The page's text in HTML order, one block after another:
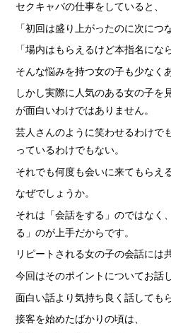
› 託児所代金全額負担
› 出戻り大歓迎
› 出稼ぎ特典
› 県外でも送り無料
› お友達紹介キャンペーン
› 衣装・ドレス・靴 無料貸
› お酒が飲めなくてもOK
› お給料明細公開中!
› 家具家電付デザイナーズ
› お給料日払い 即日払いOK!
› 人事部について
› アリバイ対策万全
セクキャバの仕事をしていると、
「初回は盛り上がったのに次につ
「場内はもらえるけど本指名にな
そんな悩みを持つ女の子も少なく
しかし実際に人気のある女の子を
が面白いわけではありません。
芸人さんのように笑わせるわけで
っているわけでもない。
それでも何度も会いに来てもらえる
なぜでしょうか。
それは「会話をする」のではなく
る」のが上手だからです。
リピートされる女の子の会話には
今回はそのポイントについてお話
面白い話より気持ち良く話しても
接客を始めたばかりの頃は、